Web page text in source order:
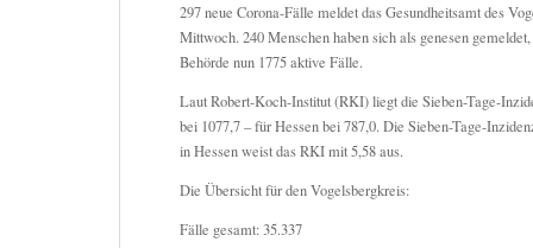
297 neue Corona-Fälle meldet das Gesundheitsamt des
Mittwoch. 240 Menschen haben sich als genesen
Behörde nun 1775 aktive Fälle.
Laut Robert-Koch-Institut (RKI) liegt die Sieben-Tage-
bei 1077,7 – für Hessen bei 787,0. Die Sieben-Tage-
in Hessen weist das RKI mit 5,58 aus.
Die Übersicht für den Vogelsbergkreis:
Fälle gesamt: 35.337